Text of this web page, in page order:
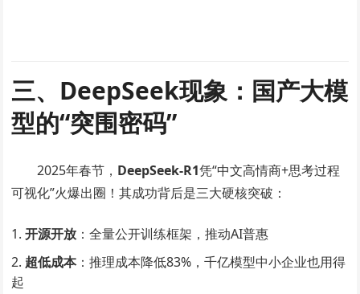
三、DeepSeek现象：国产大模
型的“突围密码”​
2025年春节，​ DeepSeek-R1凭“中文高情商+思考过程
可视化”火爆出圈！其成功背后是三大硬核突破：
开源开放​：全量公开训练框架，推动AI普惠
超低成本​：推理成本降低83%，千亿模型中小企业也用得
起